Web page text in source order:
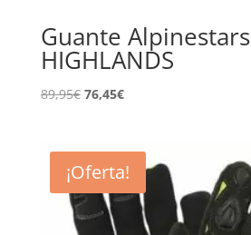
Guante Alpinestars
HIGHLANDS
89,95€ El
era:
89,95€.
76,45€El
es:
76,45€.
¡Oferta!